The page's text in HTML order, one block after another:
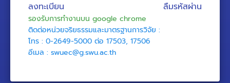
ลงทะเบียน ลืมรหัสผ่าน
รองรับการทํางานบน google chrome
ติดต่อหน่วยจริยธรรมและมาตรฐานการวิจัย :
โทร : 0-2649-5000 ต่อ 17503, 17506
อีเมล : swuec@g.swu.ac.th